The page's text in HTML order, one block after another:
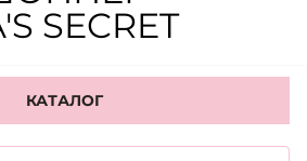
SECRET
КАТАЛОГ